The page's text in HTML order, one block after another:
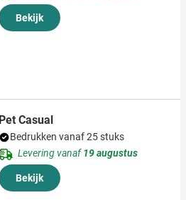
Bekijk
Pet Casual
Bedrukken vanaf 25 stuks
Levering vanaf19 augustus
Bekijk